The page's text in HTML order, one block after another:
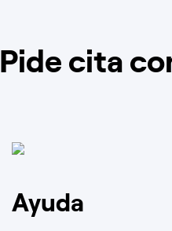
Pide cita
Ayuda